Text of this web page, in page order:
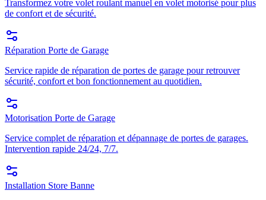
Transformez votre volet roulant manuel en volet motorisé pour plus
de confort et de sécurité.
Réparation Porte de Garage
Service rapide de réparation de portes de garage pour retrouver
sécurité, confort et bon fonctionnement au quotidien.
Motorisation Porte de Garage
Service complet de réparation et dépannage de portes de garages.
Intervention rapide 24/24, 7/7.
Installation Store Banne